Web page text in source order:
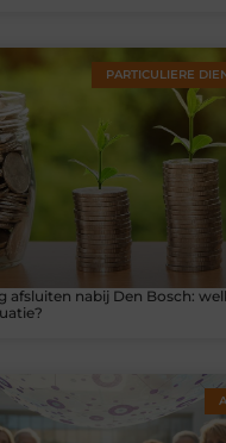
PARTICULIERE
afsluiten nabij Den Bosch: